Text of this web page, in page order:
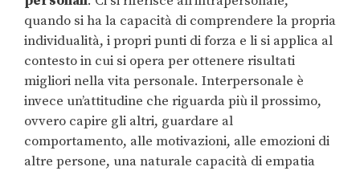
quando si ha la capacità di comprendere la propria
individualità, i propri punti di forza e li si applica al
contesto in cui si opera per ottenere risultati
migliori nella vita personale. Interpersonale è
invece un’attitudine che riguarda più il prossimo,
ovvero capire gli altri, guardare al
comportamento, alle motivazioni, alle emozioni di
altre persone, una naturale capacità di empatia